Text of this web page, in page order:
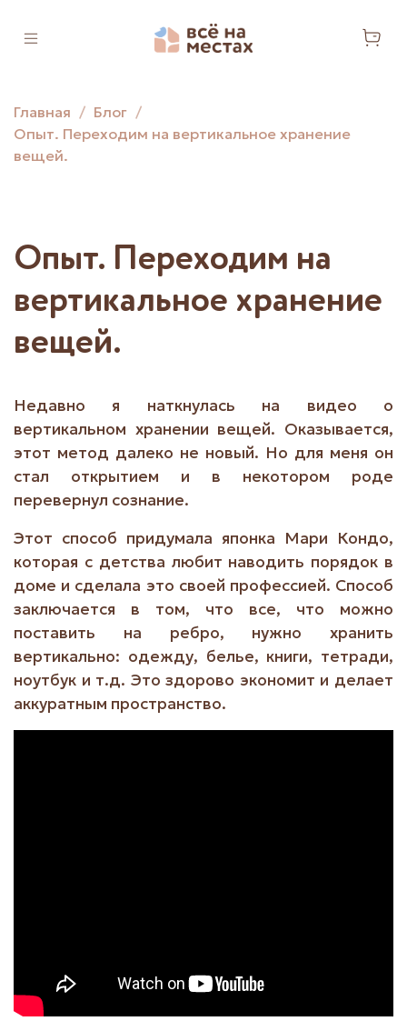
Главная
Блог
Опыт. Переходим на вертикальное хранение
вещей.
Опыт. Переходим на
вертикальное хранение
вещей.
Недавно я наткнулась на видео о
вертикальном хранении вещей. Оказывается,
этот метод далеко не новый. Но для меня он
стал открытием и в некотором роде
перевернул сознание.
Этот способ придумала японка Мари Кондо,
которая с детства любит наводить порядок в
доме и сделала это своей профессией. Способ
заключается в том, что все, что можно
поставить на ребро, нужно хранить
вертикально: одежду, белье, книги, тетради,
ноутбук и т.д. Это здорово экономит и делает
аккуратным пространство.